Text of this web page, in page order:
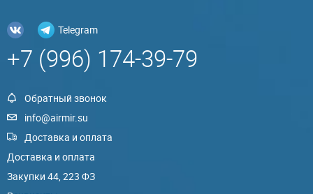
Telegram
+7 (996) 174-39-79
Обратный звонок
info@airmir.su
Доставка и оплата
Доставка и оплата
Закупки 44, 223 ФЗ